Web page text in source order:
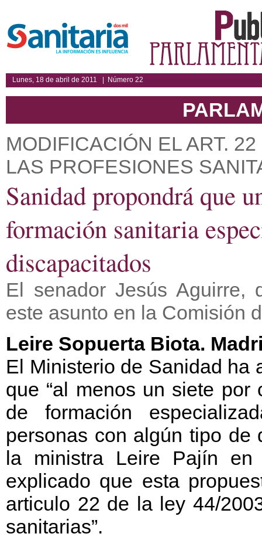
Lunes, 18 de abril de 2011 | Número 22
MODIFICACIÓN EL ART.
LAS PROFESIONES
Sanidad propondrá que
formación sanitaria
discapacitados
El senador Jesús Aguirre,
este asunto en la Comisión
Leire Sopuerta Biota.
El Ministerio de Sanidad ha
que “al menos un siete
de formación
personas con algún tipo de
la ministra Leire Pajín
explicado que esta
articulo 22 de la ley 44/
sanitarias”.